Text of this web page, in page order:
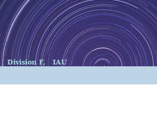
Division F,
IAU